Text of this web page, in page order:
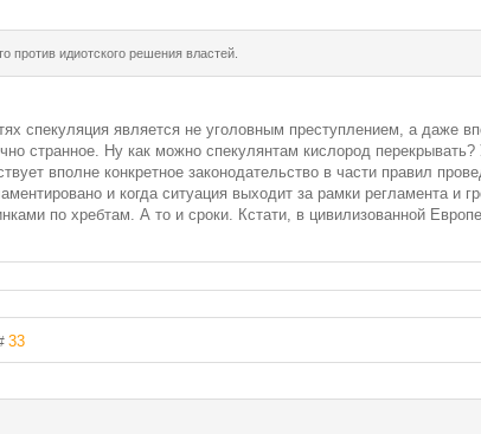
идиотского решения властей.
спекуляция является не уголовным преступлением, а даже
странное. Ну как можно спекулянтам кислород
вполне конкретное законодательство в части правил
и когда ситуация выходит за рамки регламента и
по хребтам. А то и сроки. Кстати, в цивилизованной
33